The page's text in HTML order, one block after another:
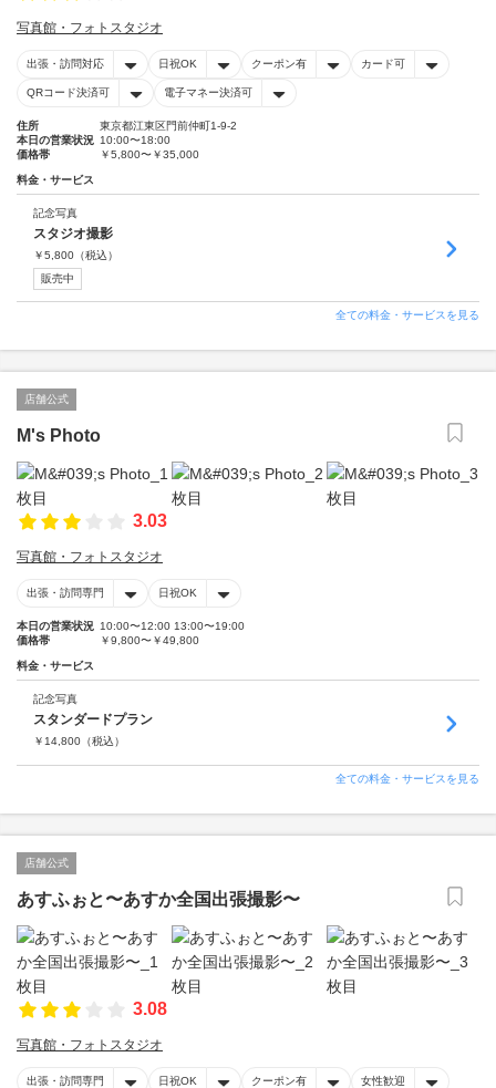
写真館・フォトスタジオ
出張・訪問対応 日祝OK クーポン有 カード可
QRコード決済可 電子マネー決済可
住所
東京都江東区門前仲町1-9-2
本日の営業状況 10:00〜18:00
価格帯
￥5,800〜￥35,000
料金・サービス
記念写真
スタジオ撮影
￥5,800 （税込）
販売中
全ての料金・サービスを見る
店舗公式
M's Photo
3.03
写真館・フォトスタジオ
出張・訪問専門 日祝OK
本日の営業状況 10:00〜12:00 13:00〜19:00
価格帯
￥9,800〜￥49,800
料金・サービス
記念写真
スタンダードプラン
￥ 14,800 （税込）
全ての料金・サービスを見る
店舗公式
あすふぉと〜あすか全国出張撮影〜
3.08
写真館・フォトスタジオ
出張・訪問専門 日祝OK クーポン有 女性歓迎